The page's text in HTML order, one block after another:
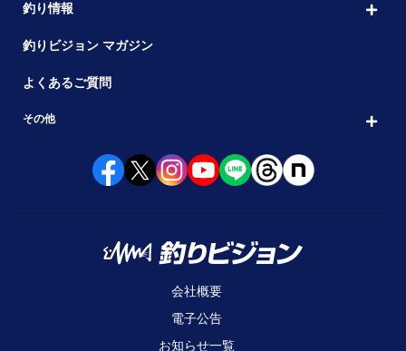
釣り情報
釣りビジョン マガジン
よくあるご質問
その他
会社概要
電子公告
お知らせ一覧